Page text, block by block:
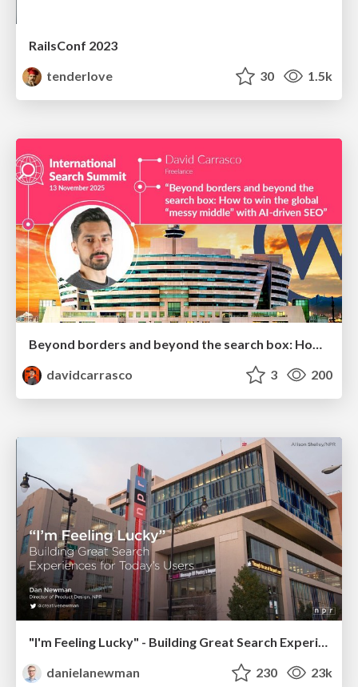
RailsConf 2023
tenderlove
30 1.5k
Beyond borders and beyond the search box: How to win the global "messy middle" with AI-driven SEO
davidcarrasco
3 200
"I'm Feeling Lucky" - Building Great Search Experiences for Today's Users (#IAC19)
danielanewman
230 23k